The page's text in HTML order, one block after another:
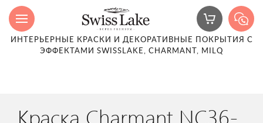
ИНТЕРЬЕРНЫЕ КРАСКИ И ДЕКОРАТИВНЫЕ ПОКРЫТИЯ С
ЭФФЕКТАМИ SWISSLAKE, CHARMANT, MILQ
Краска Charmant NC36-